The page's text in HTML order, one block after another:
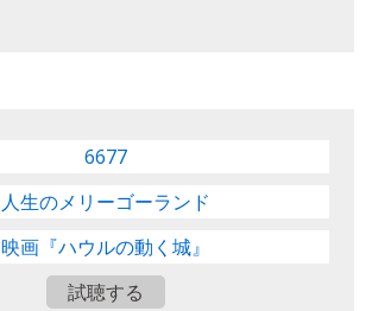
6677
人生のメリーゴーランド
映画『ハウルの動く城』
試聴する